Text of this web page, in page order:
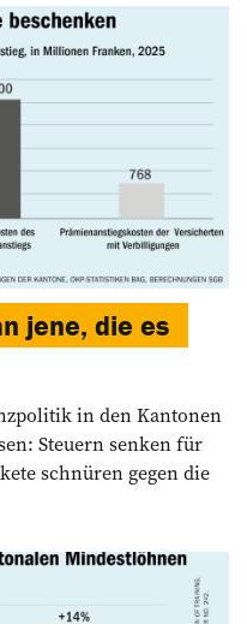
jene, die es
in den Kantonen
Steuern senken für
schnüren gegen die